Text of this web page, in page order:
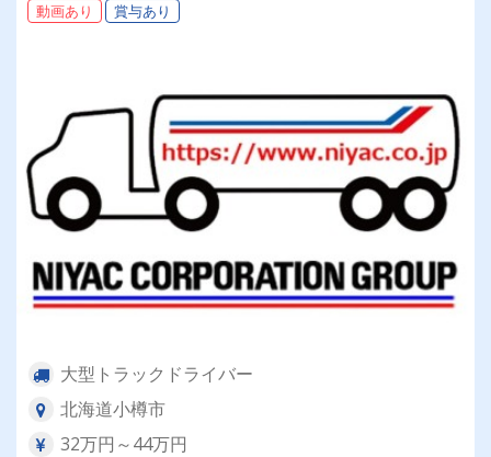
動画あり 賞与あり
大型トラックドライバー
北海道小樽市
32万円～44万円